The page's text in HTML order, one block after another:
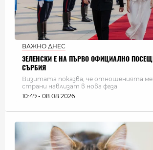
ВАЖНО ДНЕС
ЗЕЛЕНСКИ Е НА ПЪРВО ОФИЦИАЛНО
СЪРБИЯ
Визитата показва, че отношенията
страни навлизат в нова фаза
10:49 - 08.08.2026